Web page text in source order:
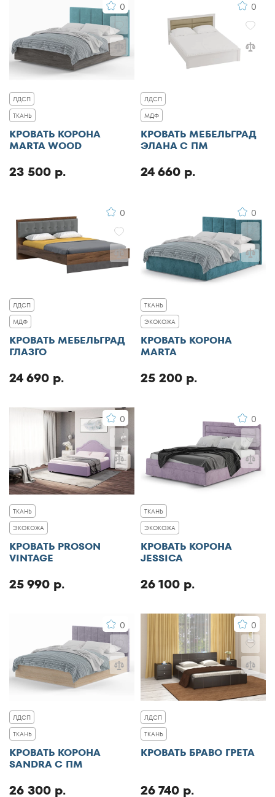
0
ЛДСП
ТКАНЬ
КРОВАТЬ КОРОНА
MARTA WOOD
23 500 р.
0
ЛДСП
МДФ
КРОВАТЬ МЕБЕЛЬГРАД
ЭЛАНА С ПМ
24 660 р.
0
ЛДСП
МДФ
КРОВАТЬ МЕБЕЛЬГРАД
ГЛАЗГО
24 690 р.
0
ТКАНЬ
ЭКОКОЖА
КРОВАТЬ КОРОНА
MARTA
25 200 р.
0
ТКАНЬ
ЭКОКОЖА
КРОВАТЬ PROSON
VINTAGE
25 990 р.
0
ТКАНЬ
ЭКОКОЖА
КРОВАТЬ КОРОНА
JESSICA
26 100 р.
0
ЛДСП
ТКАНЬ
КРОВАТЬ КОРОНА
SANDRA С ПМ
26 300 р.
0
ЛДСП
ТКАНЬ
КРОВАТЬ БРАВО ГРЕТА
26 740 р.